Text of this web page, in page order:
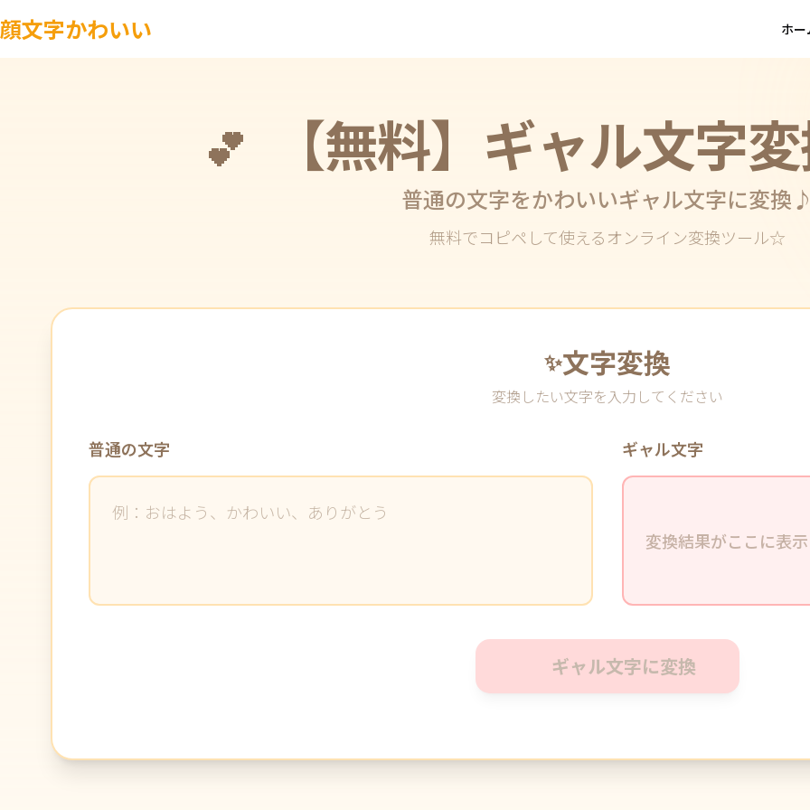
顔文字かわいい ホー
💕 【無料】ギャル文字
普通の文字をかわいいギャル文字に変換
無料でコピペして使えるオンライン変換ツール☆
✨文字変換
変換したい文字を入力してください
普通の文字 ギャル文字
変換結果がここに表
ギャル文字に変換